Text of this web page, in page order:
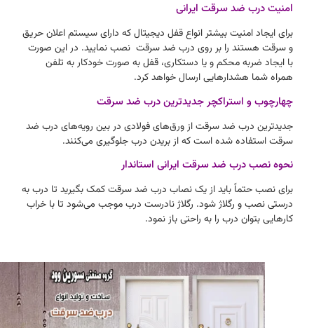
امنیت درب ضد سرقت ایرانی
برای ایجاد امنیت بیشتر انواع قفل دیجیتال که دارای سیستم اعلان حریق
و سرقت هستند را بر روی درب ضد سرقت نصب نمایید. در این صورت
با ایجاد ضربه محکم و یا دستکاری، قفل به صورت خودکار به تلفن
همراه شما هشدارهایی ارسال خواهد کرد.
چهارچوب و استراکچر جدیدترین درب ضد سرقت
جدیدترین درب ضد سرقت از ورق‌های فولادی در بین رویه‌های درب ضد
سرقت استفاده شده است که از بریدن درب جلوگیری می‌کنند.
نحوه نصب درب ضد سرقت ایرانی استاندار
برای نصب حتماً باید از یک نصاب درب ضد سرقت کمک بگیرید تا درب به
درستی نصب و رگلاژ شود. رگلاژ نادرست درب موجب می‌شود تا با خراب
کارهایی بتوان درب را به راحتی باز نمود.